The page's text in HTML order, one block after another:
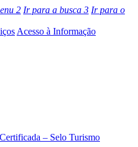
2 Ir para a busca 3 Ir para o
Acesso à Informação
– Selo Turismo